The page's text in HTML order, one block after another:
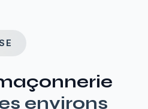
environs